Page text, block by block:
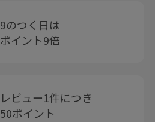
9のつく日は
ポイント9倍
レビュー1件につき
50ポイント